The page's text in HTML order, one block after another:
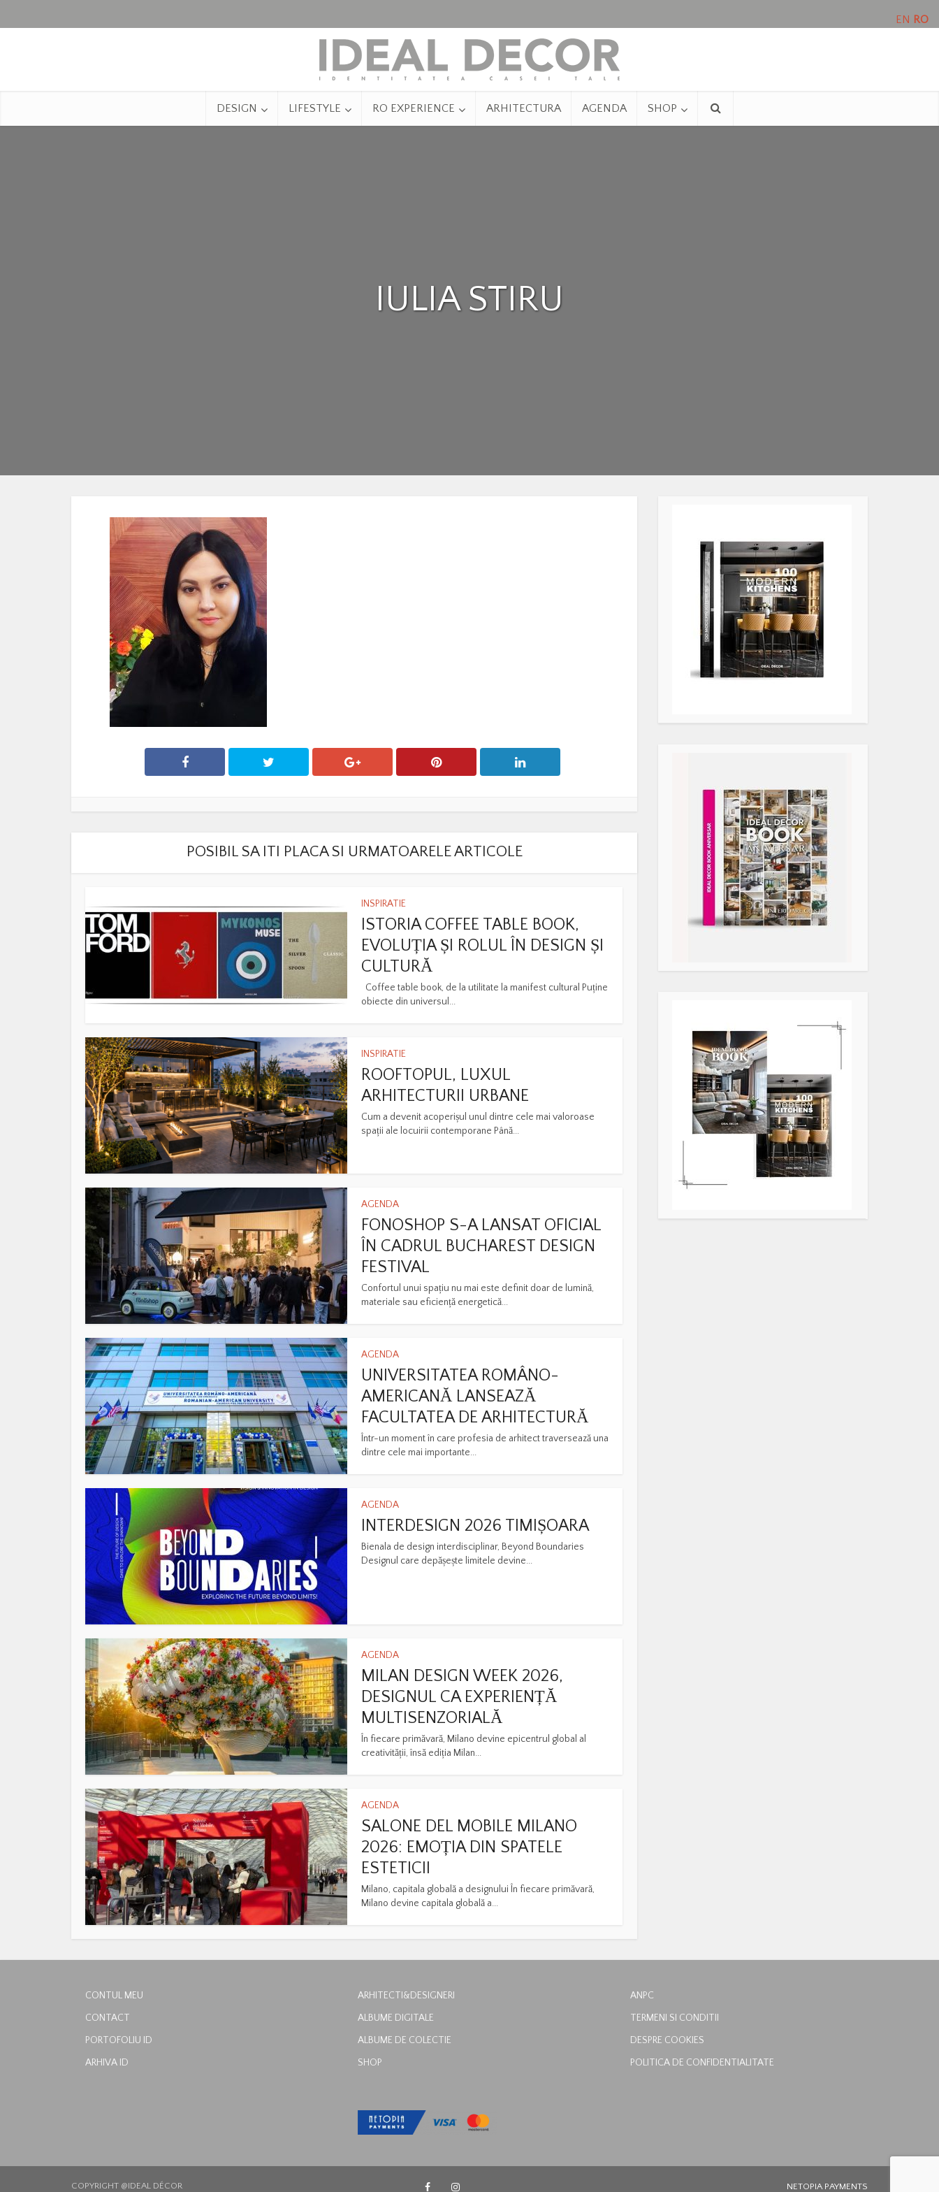
DESIGN LIFESTYLE RO EXPERIENCE ARHITECTURA AGENDA SHOP
IULIA STIRU
POSIBIL SA ITI PLACA SI URMATOARELE ARTICOLE
INSPIRATIE
ISTORIA COFFEE TABLE BOOK,
EVOLUȚIA ȘI ROLUL ÎN DESIGN ȘI
CULTURĂ
Coffee table book, de la utilitate la manifest cultural Puține
obiecte din universul...
INSPIRATIE
ROOFTOPUL, LUXUL
ARHITECTURII URBANE
Cum a devenit acoperișul unul dintre cele mai valoroase
spații ale locuirii contemporane Până...
AGENDA
FONOSHOP S-A LANSAT OFICIAL
ÎN CADRUL BUCHAREST DESIGN
FESTIVAL
Confortul unui spațiu nu mai este definit doar de lumină,
materiale sau eficiență energetică...
AGENDA
UNIVERSITATEA ROMÂNO-
AMERICANĂ LANSEAZĂ
FACULTATEA DE ARHITECTURĂ
Într-un moment în care profesia de arhitect traversează una
dintre cele mai importante...
AGENDA
INTERDESIGN 2026 TIMIȘOARA
Bienala de design interdisciplinar, Beyond Boundaries
Designul care depășește limitele devine...
AGENDA
MILAN DESIGN WEEK 2026,
DESIGNUL CA EXPERIENȚĂ
MULTISENZORIALĂ
În fiecare primăvară, Milano devine epicentrul global al
creativității, însă ediția Milan...
AGENDA
SALONE DEL MOBILE MILANO
2026: EMOȚIA DIN SPATELE
ESTETICII
Milano, capitala globală a designului În fiecare primăvară,
Milano devine capitala globală a...
CONTUL MEU
CONTACT
PORTOFOLIU ID
ARHIVA ID
ARHITECTI&DESIGNERI
ALBUME DIGITALE
ALBUME DE COLECTIE
SHOP
ANPC
TERMENI SI CONDITII
DESPRE COOKIES
POLITICA DE CONFIDENTIALITATE
COPYRIGHT @IDEAL DÉCOR NETOPIA PAYMENTS
EN RO